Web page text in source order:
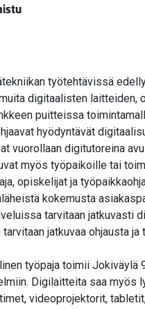
työtehtävissä
digitaalisten laitteiden,
puitteissa
hyödyntävät
vuorollaan digitutoreina
myös työpaikoille tai
opiskelijat ja
kokemusta
tarvitaan jatkuvasti
tarvitaan jatkuvaa ohjausta
työpaja toimii Jokiväylä
Digilaitteita saa myös
videoprojektorit,